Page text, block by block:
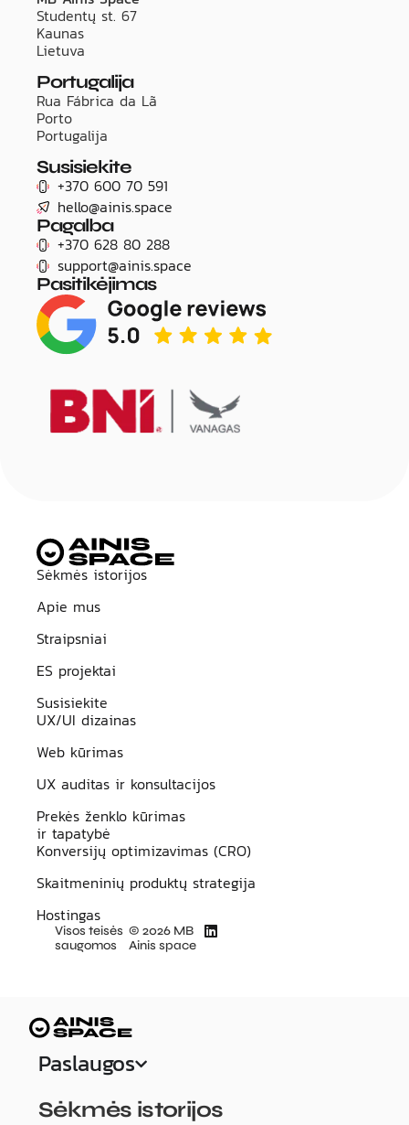
Studentų st. 67
Kaunas
Lietuva
Portugalija
Rua Fábrica da Lã
Porto
Portugalija
Susisiekite
+370 600 70 591
hello@ainis.space
Pagalba
+370 628 80 288
support@ainis.space
Pasitikėjimas
Sėkmės istorijos
Apie mus
Straipsniai
ES projektai
Susisiekite
UX/UI dizainas
Web kūrimas
UX auditas ir konsultacijos
Prekės ženklo kūrimas
ir tapatybė
Konversijų optimizavimas (CRO)
Skaitmeninių produktų strategija
Hostingas
Visos teisės
saugomos
© 2026 MB
Ainis space
Paslaugos
Sėkmės istorijos